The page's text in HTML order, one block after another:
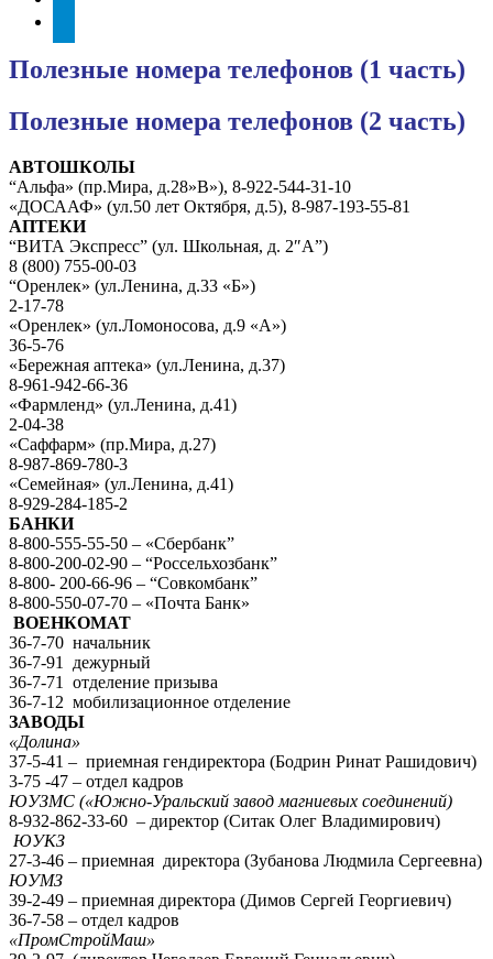
Полезные номера телефонов (1 часть)
Полезные номера телефонов (2 часть)
АВТОШКОЛЫ
“Альфа» (пр.Мира, д.28»В»), 8-922-544-31-10
«ДОСААФ» (ул.50 лет Октября, д.5), 8-987-193-55-81
АПТЕКИ
“ВИТА Экспресс” (ул. Школьная, д. 2″А”)
8 (800) 755-00-03
“Оренлек» (ул.Ленина, д.33 «Б»)
2-17-78
«Оренлек» (ул.Ломоносова, д.9 «А»)
36-5-76
«Бережная аптека» (ул.Ленина, д.37)
8-961-942-66-36
«Фармленд» (ул.Ленина, д.41)
2-04-38
«Саффарм» (пр.Мира, д.27)
8-987-869-780-3
«Семейная» (ул.Ленина, д.41)
8-929-284-185-2
БАНКИ
8-800-555-55-50 – «Сбербанк”
8-800-200-02-90 – “Россельхозбанк”
8-800- 200-66-96 – “Совкомбанк”
8-800-550-07-70 – «Почта Банк»
ВОЕНКОМАТ
36-7-70 начальник
36-7-91 дежурный
36-7-71 отделение призыва
36-7-12 мобилизационное отделение
ЗАВОДЫ
«Долина»
37-5-41 – приемная гендиректора (Бодрин Ринат Рашидович)
3-75 -47 – отдел кадров
ЮУЗМС («Южно-Уральский завод магниевых соединений)
8-932-862-33-60 – директор (Ситак Олег Владимирович)
ЮУКЗ
27-3-46 – приемная директора (Зубанова Людмила Сергеевна)
ЮУМЗ
39-2-49 – приемная директора (Димов Сергей Георгиевич)
36-7-58 – отдел кадров
«ПромСтройМаш»